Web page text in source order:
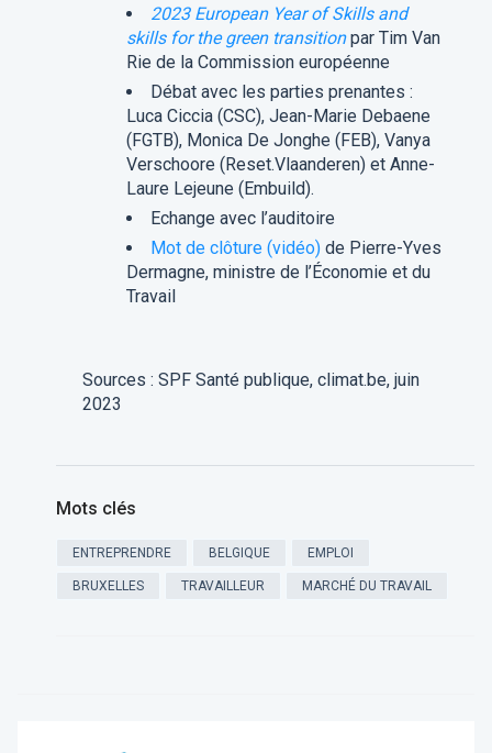
2023 European Year of Skills and
skills for the green transition par Tim Van
Rie de la Commission européenne
Débat avec les parties prenantes :
Luca Ciccia (CSC), Jean-Marie Debaene
(FGTB), Monica De Jonghe (FEB), Vanya
Verschoore (Reset.Vlaanderen) et Anne-
Laure Lejeune (Embuild).
Echange avec l’auditoire
Mot de clôture (vidéo) de Pierre-Yves
Dermagne, ministre de l’Économie et du
Travail
Sources : SPF Santé publique, climat.be, juin
2023
Mots clés
ENTREPRENDRE BELGIQUE EMPLOI
BRUXELLES TRAVAILLEUR MARCHÉ DU TRAVAIL